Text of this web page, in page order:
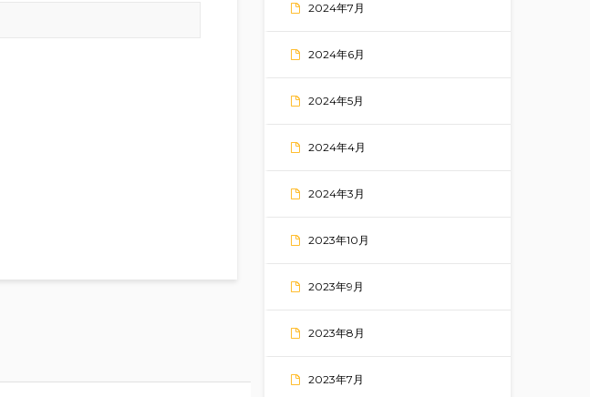
2024年7月
2024年6月
2024年5月
2024年4月
2024年3月
2023年10月
2023年9月
2023年8月
2023年7月